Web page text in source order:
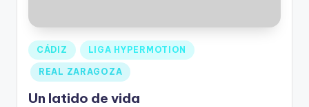
CÁDIZ LIGA HYPERMOTION
REAL ZARAGOZA
Un latido de vida